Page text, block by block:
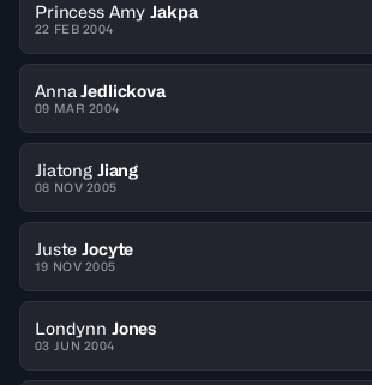
Princess Amy Jakpa
22 FEB 2004
Anna Jedlickova
09 MAR 2004
Jiatong Jiang
08 NOV 2005
Juste Jocyte
19 NOV 2005
Londynn Jones
03 JUN 2004